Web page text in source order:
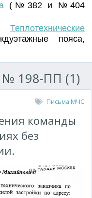
(№382 и №404
Теплотехнические
пояса,
№ 198-ПП (1)
Письма МЧС
команды
без